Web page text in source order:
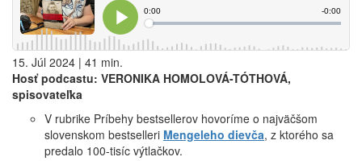
15. Júl 2024 | 41 min.
Hosť podcastu: VERONIKA HOMOLOVÁ-TÓTHOVÁ,
spisovateľka
V rubrike Príbehy bestsellerov hovoríme o najväčšom
slovenskom bestselleri Mengeleho dievča, z ktorého sa
predalo 100-tisíc výtlačkov.